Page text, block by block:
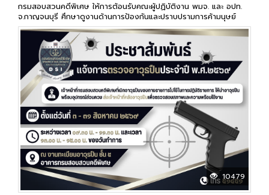
กรมสอบสวนคดีพิเศษ ให้การต้อนรับคณะผู้ปฏิบัติงาน พมจ. และ อปท.
จ.กาญจนบุรี ศึกษาดูงานด้านการป้องกันและปราบปรามการค้ามนุษย์
10479